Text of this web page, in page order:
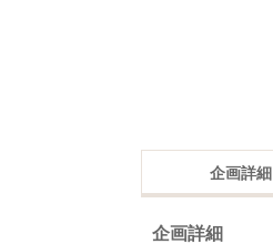
企画詳細
企画詳細